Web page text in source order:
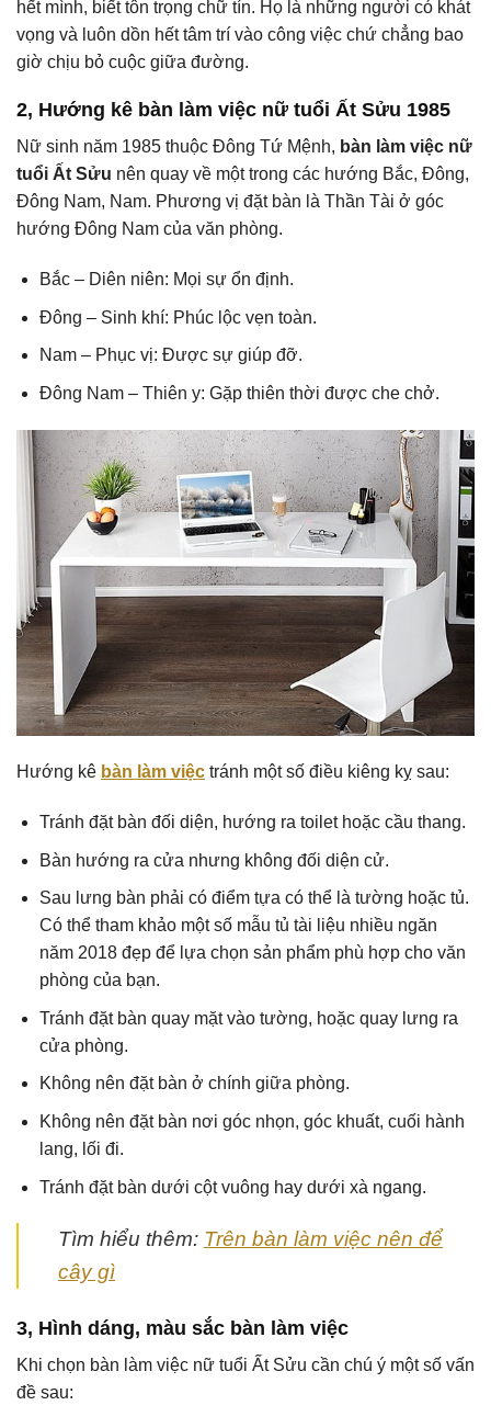
hết mình, biết tôn trọng chữ tín. Họ là những người có khát
vọng và luôn dồn hết tâm trí vào công việc chứ chẳng bao
giờ chịu bỏ cuộc giữa đường.
2, Hướng kê bàn làm việc nữ tuổi Ất Sửu 1985
Nữ sinh năm 1985 thuộc Đông Tứ Mệnh, bàn làm việc nữ
tuổi Ất Sửu nên quay về một trong các hướng Bắc, Đông,
Đông Nam, Nam. Phương vị đặt bàn là Thần Tài ở góc
hướng Đông Nam của văn phòng.
Bắc – Diên niên: Mọi sự ổn định.
Đông – Sinh khí: Phúc lộc vẹn toàn.
Nam – Phục vị: Được sự giúp đỡ.
Đông Nam – Thiên y: Gặp thiên thời được che chở.
Hướng kê bàn làm việc tránh một số điều kiêng kỵ sau:
Tránh đặt bàn đối diện, hướng ra toilet hoặc cầu thang.
Bàn hướng ra cửa nhưng không đối diện cử.
Sau lưng bàn phải có điểm tựa có thể là tường hoặc tủ.
Có thể tham khảo một số mẫu tủ tài liệu nhiều ngăn
năm 2018 đẹp để lựa chọn sản phẩm phù hợp cho văn
phòng của bạn.
Tránh đặt bàn quay mặt vào tường, hoặc quay lưng ra
cửa phòng.
Không nên đặt bàn ở chính giữa phòng.
Không nên đặt bàn nơi góc nhọn, góc khuất, cuối hành
lang, lối đi.
Tránh đặt bàn dưới cột vuông hay dưới xà ngang.
Tìm hiểu thêm: Trên bàn làm việc nên để
cây gì
3, Hình dáng, màu sắc bàn làm việc
Khi chọn bàn làm việc nữ tuổi Ất Sửu cần chú ý một số vấn
đề sau: